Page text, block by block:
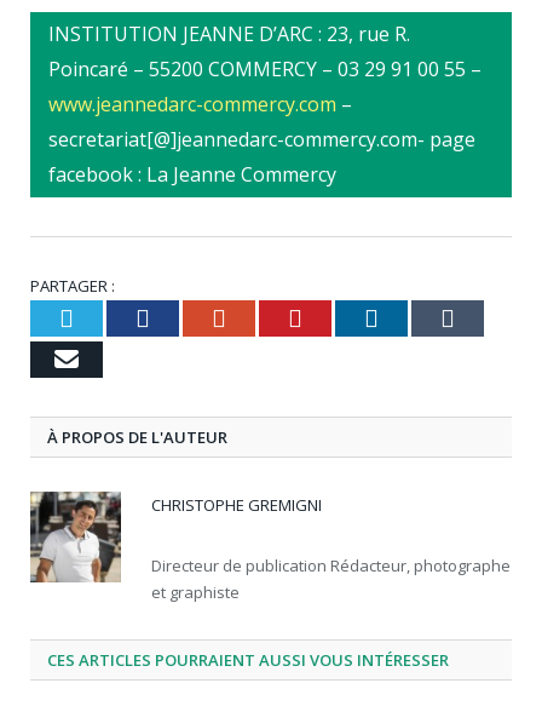
INSTITUTION JEANNE D’ARC : 23, rue R.
Poincaré – 55200 COMMERCY – 03 29 91 00 55 –
www.jeannedarc-commercy.com –
secretariat[@]jeannedarc-commercy.com- page
facebook : La Jeanne Commercy
PARTAGER :
TwitterFacebookGoogle+Pinterest
LinkedIn
Email
À PROPOS DE L'AUTEUR
CHRISTOPHE GREMIGNI
Directeur de publication Rédacteur, photographe
et graphiste
CES ARTICLES POURRAIENT AUSSI VOUS INTÉRESSER